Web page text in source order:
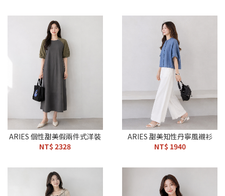
ARIES 個性甜美假兩件式洋裝
NT$ 2328
ARIES 甜美知性丹寧風襯衫
NT$ 1940